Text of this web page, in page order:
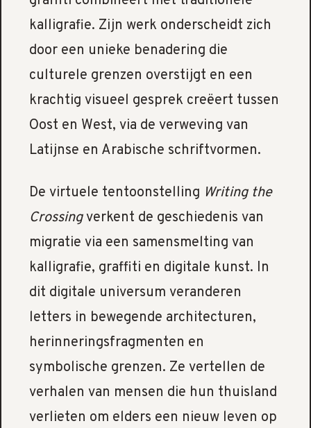
kalligrafie. Zijn werk onderscheidt zich
door een unieke benadering die
culturele grenzen overstijgt en een
krachtig visueel gesprek creëert tussen
Oost en West, via de verweving van
Latijnse en Arabische schriftvormen.
De virtuele tentoonstelling Writing the
Crossingverkent de geschiedenis van
migratie via een samensmelting van
kalligrafie, graffiti en digitale kunst. In
dit digitale universum veranderen
letters in bewegende architecturen,
herinneringsfragmenten en
symbolische grenzen. Ze vertellen de
verhalen van mensen die hun thuisland
verlieten om elders een nieuw leven op